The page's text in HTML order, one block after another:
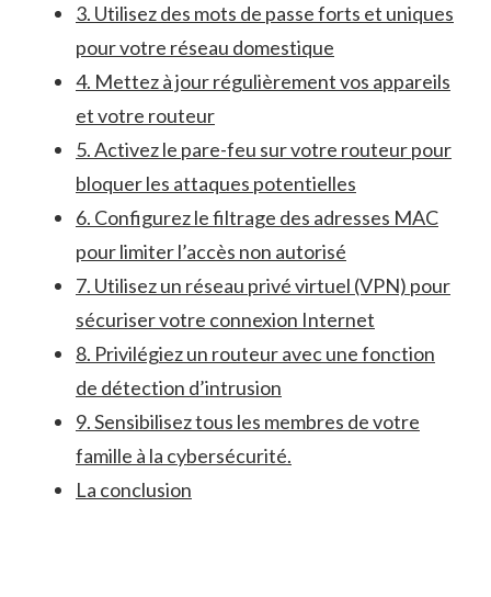
3. Utilisez des mots de passe ‍forts et uniques
pour votre réseau domestique
4. Mettez à jour régulièrement vos appareils
et votre routeur
5. Activez‌ le ​pare-feu sur​ votre routeur pour
⁣bloquer les⁤ attaques‌ potentielles
6. Configurez le filtrage des adresses MAC
pour limiter l’accès non autorisé
7. ‌Utilisez un réseau privé virtuel (VPN) ⁢pour​
sécuriser votre connexion Internet
8. Privilégiez⁢ un routeur avec ⁣une fonction
de détection d’intrusion
9. Sensibilisez tous les membres de votre
famille à la cybersécurité.
La conclusion